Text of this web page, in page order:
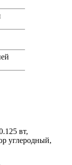
вт,
углеродный,